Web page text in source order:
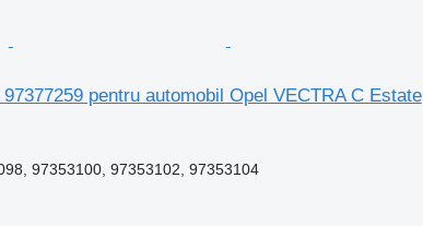
pentru automobil Opel VECTRA C Estate
97353100, 97353102, 97353104